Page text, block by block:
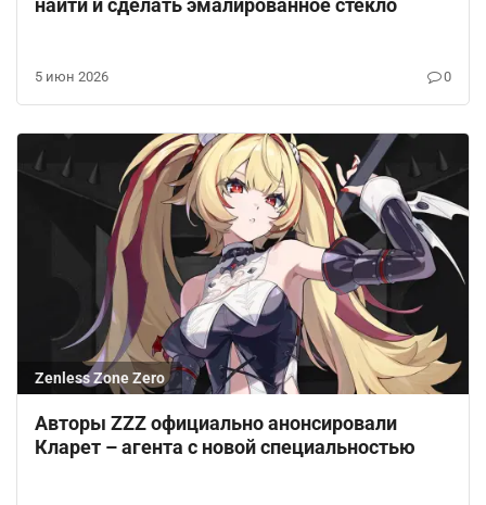
5 июн 2026 0
Zenless Zone Zero
Авторы ZZZ официально анонсировали
Кларет – агента с новой специальностью